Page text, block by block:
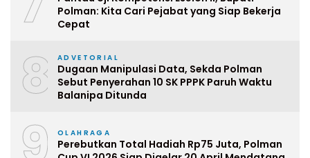
Polman: Kita Cari Pejabat yang Siap Bekerja
Cepat
8 ADVETORIAL
Dugaan Manipulasi Data, Sekda Polman
Sebut Penyerahan 10 SK PPPK Paruh Waktu
Balanipa Ditunda
OLAHRAGA
Perebutkan Total Hadiah Rp75 Juta, Polman